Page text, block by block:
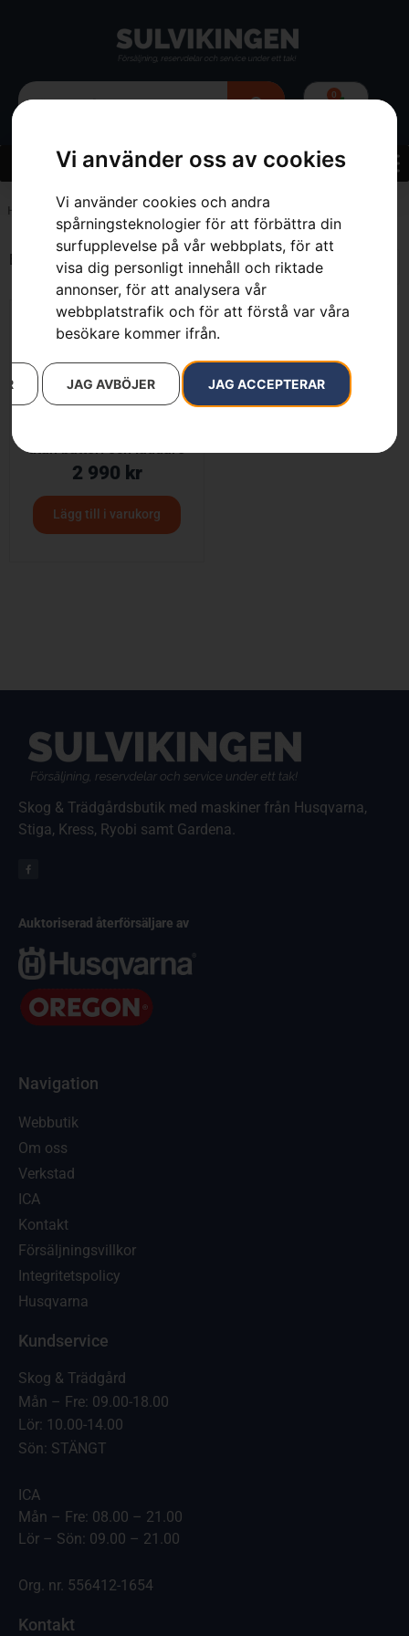
Vi använder oss av cookies
Vi använder cookies och andra
spårningsteknologier för att förbättra din
surfupplevelse på vår webbplats, för att
visa dig personligt innehåll och riktade
annonser, för att analysera vår
webbplatstrafik och för att förstå var våra
besökare kommer ifrån.
JAG ACCEPTERAR
JAG AVBÖJER
0
Hem 7392930669529
Endast ett sökresultat
utan batteri och laddare
2 990 kr
Lägg till i varukorg
Skog & Trädgårdsbutik med maskiner från Husqvarna,
Stiga, Kress, Ryobi samt Gardena.
Auktoriserad återförsäljare av
Navigation
Webbutik
Om oss
Verkstad
ICA
Kontakt
Försäljningsvillkor
Integritetspolicy
Husqvarna
Kundservice
Skog & Trädgård
Mån – Fre: 09.00-18.00
Lör: 10.00-14.00
Sön: STÄNGT
ICA
Mån – Fre: 08.00 – 21.00
Lör – Sön: 09.00 – 21.00
Org. nr. 556412-1654
Kontakt